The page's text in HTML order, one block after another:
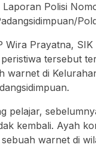
Polisi
Wira Prayatna,
tersebut
warnet di
pelajar,
kembali. Ayah
warnet di